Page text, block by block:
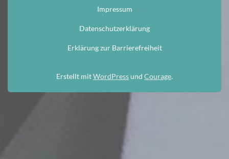
Impressum
Datenschutzerklärung
Erklärung zur Barrierefreiheit
Erstellt mitWordPressund Courage.